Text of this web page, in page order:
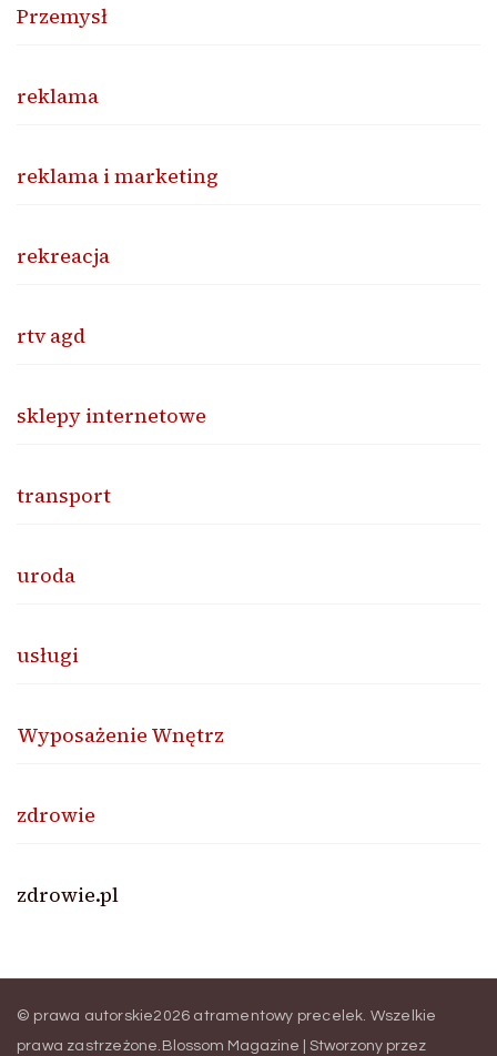
Przemysł
reklama
reklama i marketing
rekreacja
rtv agd
sklepy internetowe
transport
uroda
usługi
Wyposażenie Wnętrz
zdrowie
zdrowie.pl
© prawa autorskie2026 atramentowy precelek . Wszelkie
prawa zastrzeżone. Blossom Magazine | Stworzony przez